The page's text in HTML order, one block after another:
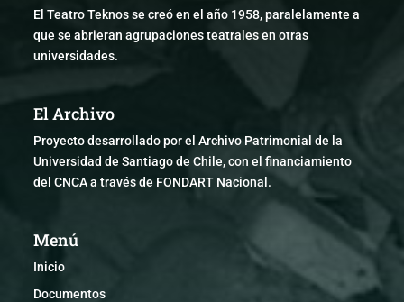
El Teatro Teknos se creó en el año 1958, paralelamente a
que se abrieran agrupaciones teatrales en otras
universidades.
El Archivo
Proyecto desarrollado por el Archivo Patrimonial de la
Universidad de Santiago de Chile, con el financiamiento
del CNCA a través de FONDART Nacional.
Menú
Inicio
Documentos